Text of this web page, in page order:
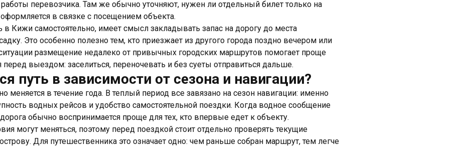
перевозчика. Там же обычно уточняют, нужен ли отдельный билет только на
в связке с посещением объекта.
в Кижи самостоятельно, имеет смысл закладывать запас на дорогу до места
Это особенно полезно тем, кто приезжает из другого города поздно вечером или
размещение недалеко от привычных городских маршрутов помогает проще
выездом: заселиться, переночевать и без суеты отправиться дальше.
путь в зависимости от сезона и навигации?
меняется в течение года. В теплый период все завязано на сезон навигации: именно
водных рейсов и удобство самостоятельной поездки. Когда водное сообщение
дорога обычно воспринимается проще для тех, кто впервые едет к объекту.
могут меняться, поэтому перед поездкой стоит отдельно проверять текущие
Для путешественника это означает одно: чем раньше собран маршрут, тем легче